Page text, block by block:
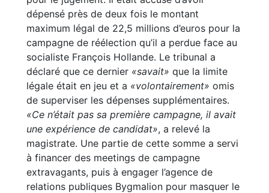
dépensé près de deux fois le montant
maximum légal de 22,5 millions d’euros pour la
campagne de réélection qu’il a perdue face au
socialiste François Hollande. Le tribunal a
déclaré que ce dernier «savait» que la limite
légale était en jeu et a «volontairement» omis
de superviser les dépenses supplémentaires.
«Ce n’était pas sa première campagne, il avait
une expérience de candidat», a relevé la
magistrate. Une partie de cette somme a servi
à financer des meetings de campagne
extravagants, puis à engager l’agence de
relations publiques Bygmalion pour masquer le